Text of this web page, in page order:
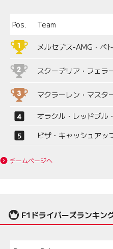
Pos. Team
メルセデス-AMG・ペ
スクーデリア・フェラ
マクラーレン・マスタ
オラクル・レッドブル
ビザ・キャッシュアッ
チームページへ
F1ドライバーズランキン